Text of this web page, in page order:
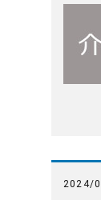
2024/